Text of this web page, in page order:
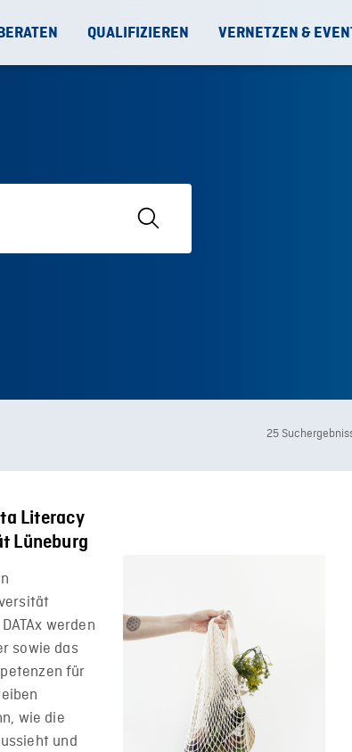
QUALIFIZIEREN VERNETZEN &
25
Literacy
Lüneburg
werden
sowie das
für
wie die
und